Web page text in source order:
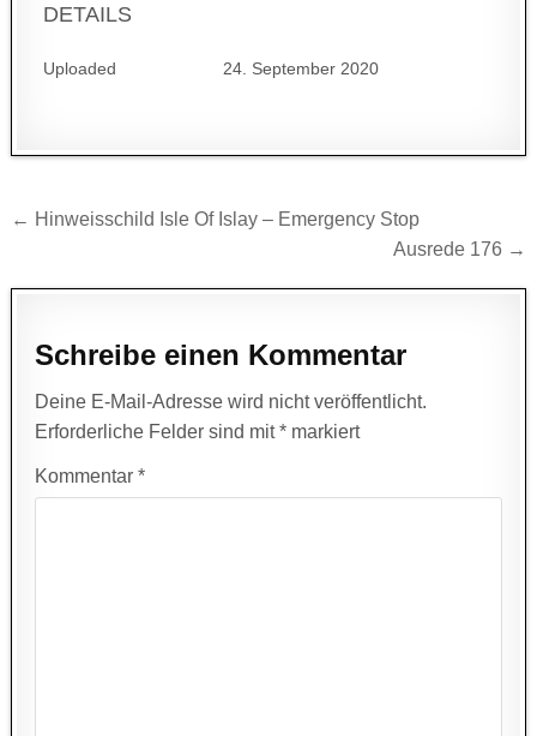
DETAILS
Uploaded 24. September 2020
Beitragsnavigation
← Hinweisschild Isle Of Islay – Emergency Stop
Ausrede 176 →
Schreibe einen Kommentar
Deine E-Mail-Adresse wird nicht veröffentlicht.
Erforderliche Felder sind mit* markiert
Kommentar*